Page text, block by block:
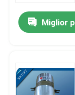
Miglior